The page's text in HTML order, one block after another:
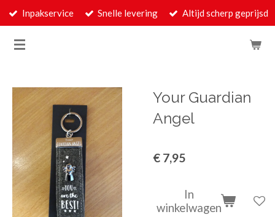
Ga
naar
Inpakservice Snelle levering Altijd scherp geprijsd
Your Guardian
Angel
€ 7,95
In
winkelwagen